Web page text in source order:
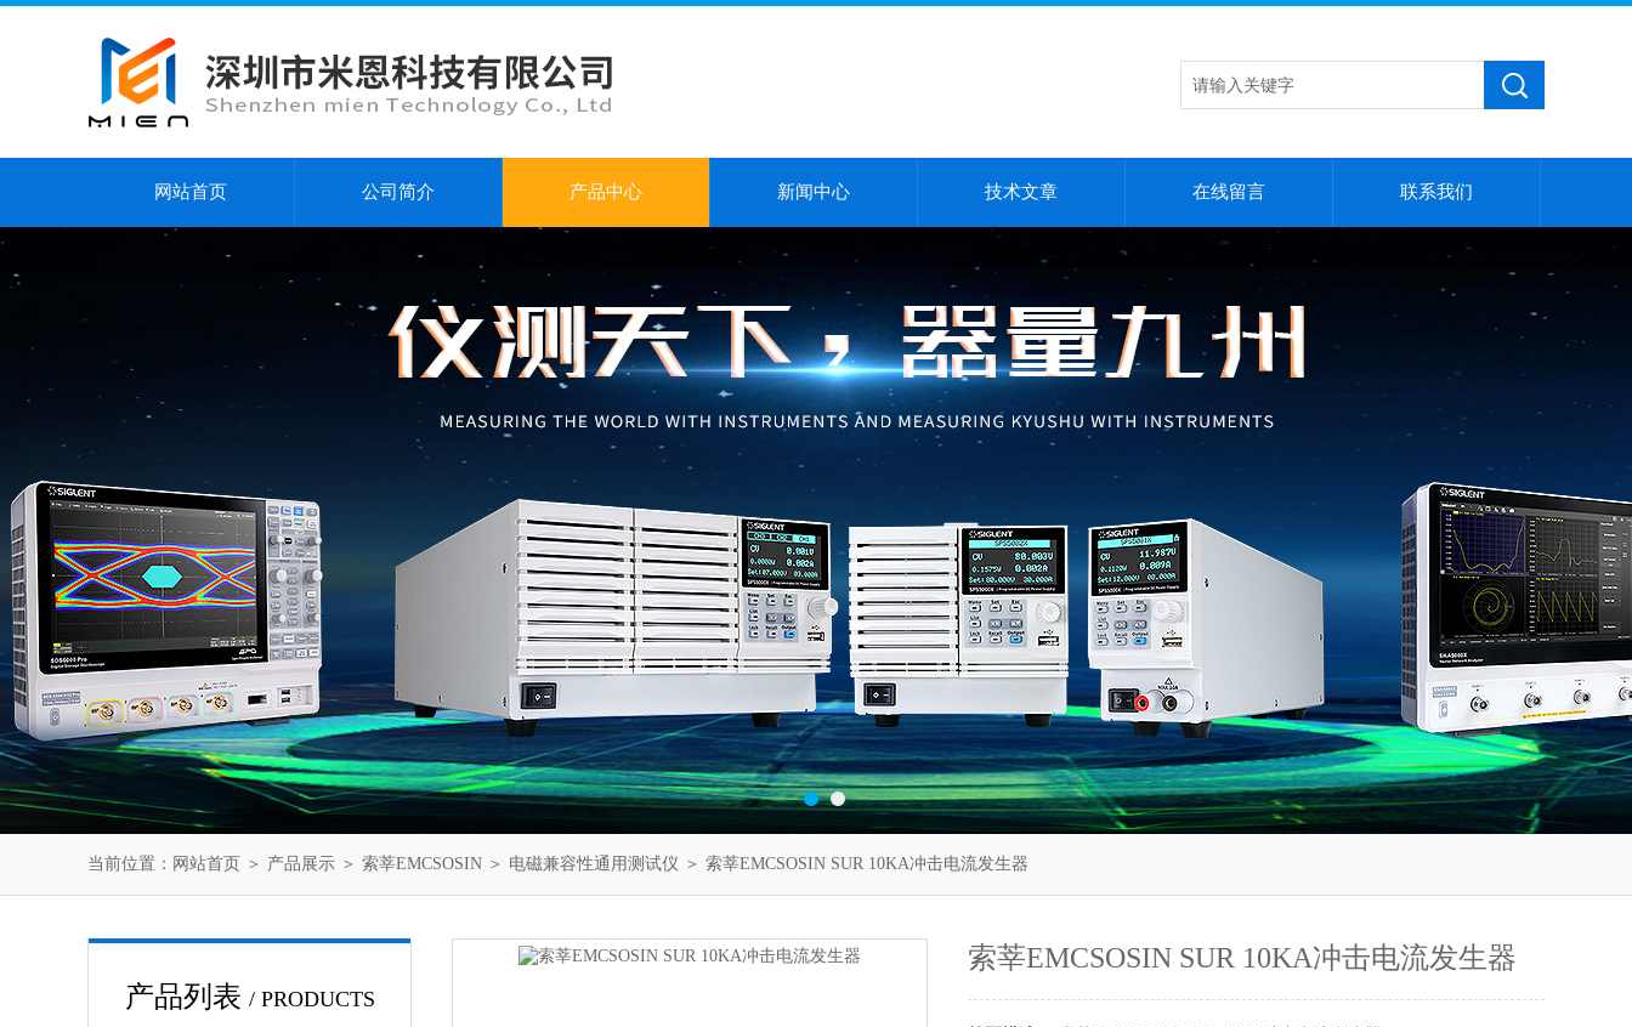
网站首页 公司简介 产品中心 新闻中心 技术文章 在线留言 联系我们
当前位置： 网站首页 ＞ 产品展示 ＞ 索莘EMCSOSIN ＞ 电磁兼容性通用测试仪 ＞ 索莘EMCSOSIN SUR 10KA冲击电流发生器
产品列表 / PRODUCTS
索莘EMCSOSIN SUR 10KA冲击电流发生器